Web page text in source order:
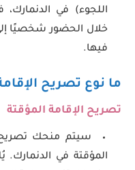
اللجوء) في
خلال الحضور شخصيًا
فيها.
ما نوع تصريح
تصريح الإقامة المؤقتة
المؤقتة في الدنمارك.